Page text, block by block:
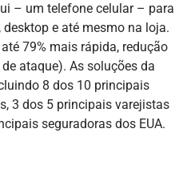
– um telefone celular – para
e até mesmo na loja.
79% mais rápida, redução
ataque). As soluções da
8 dos 10 principais
3 dos 5 principais varejistas
seguradoras dos EUA.